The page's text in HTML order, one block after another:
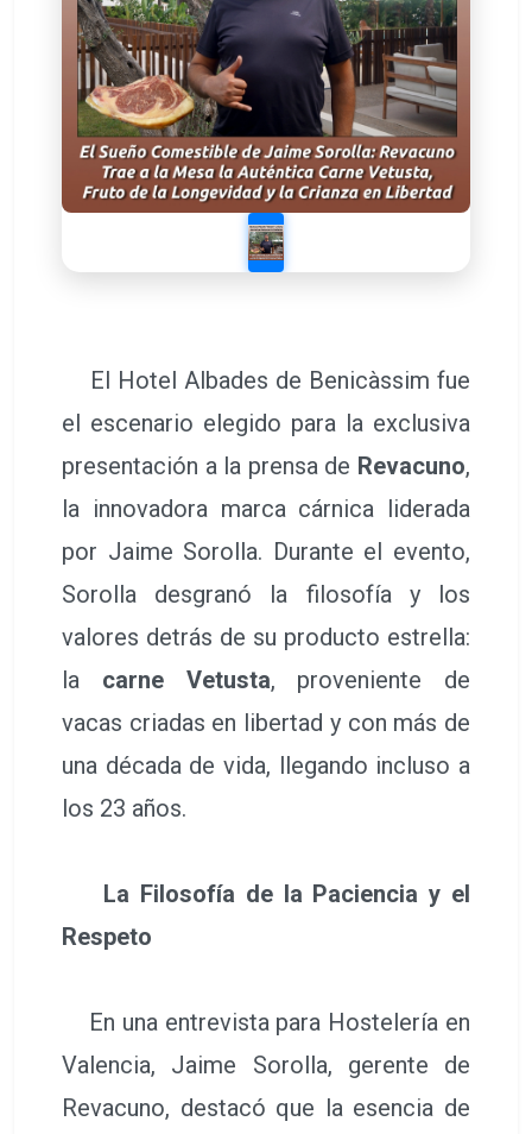
El Hotel Albades de Benicàssim fue
el escenario elegido para la exclusiva
presentación a la prensa de Revacuno,
la innovadora marca cárnica liderada
por Jaime Sorolla. Durante el evento,
Sorolla desgranó la filosofía y los
valores detrás de su producto estrella:
la carne Vetusta, proveniente de
vacas criadas en libertad y con más de
una década de vida, llegando incluso a
los 23 años.
La Filosofía de la Paciencia y el
Respeto
En una entrevista para Hostelería en
Valencia, Jaime Sorolla, gerente de
Revacuno, destacó que la esencia de